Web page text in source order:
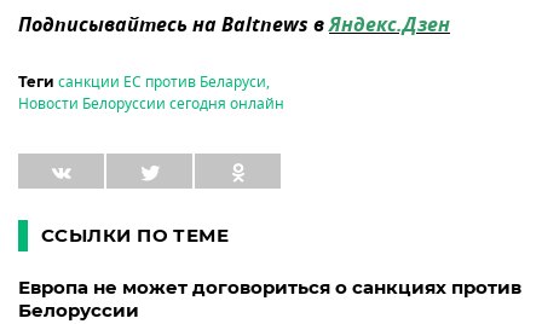
Подписывайтесь на Baltnews вЯндекс.Дзен
Теги санкции ЕС против Беларуси,
Новости Белоруссии сегодня онлайн
ССЫЛКИ ПО ТЕМЕ
Европа не может договориться о санкциях против
Белоруссии